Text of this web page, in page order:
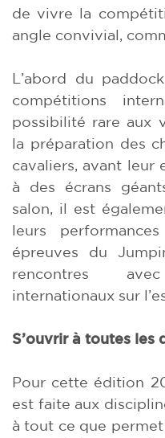
de vivre la
angle convivial,
L’abord du
compétitions
possibilité rare aux
la préparation des
cavaliers, avant leur
à des écrans
salon, il est
leurs
épreuves du
rencontres
internationaux sur
S’ouvrir à toutes les
Pour cette édition
est faite aux
à tout ce que